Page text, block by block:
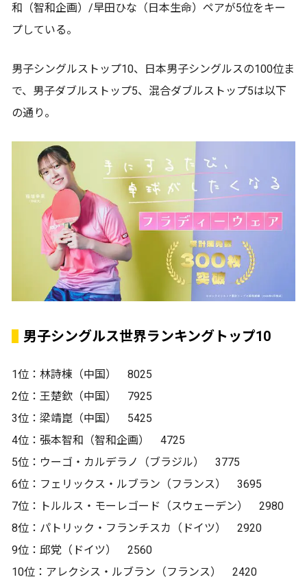
和（智和企画）/早田ひな（日本生命）ペアが5位をキー
プしている。
男子シングルストップ10、日本男子シングルスの100位ま
で、男子ダブルストップ5、混合ダブルストップ5は以下
の通り。
男子シングルス世界ランキングトップ10
1位：林詩棟（中国） 8025
2位：王楚欽（中国） 7925
3位：梁靖崑（中国） 5425
4位：張本智和（智和企画） 4725
5位：ウーゴ・カルデラノ（ブラジル） 3775
6位：フェリックス・ルブラン（フランス） 3695
7位：トルルス・モーレゴード（スウェーデン） 2980
8位：パトリック・フランチスカ（ドイツ） 2920
9位：邱党（ドイツ） 2560
10位：アレクシス・ルブラン（フランス） 2420